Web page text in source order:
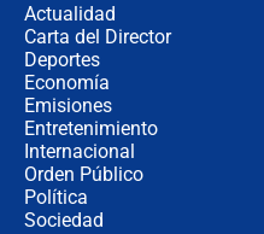
Actualidad
Carta del Director
Deportes
Economía
Emisiones
Entretenimiento
Internacional
Orden Público
Política
Sociedad